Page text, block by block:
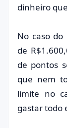
dinheiro
No caso
de
de pontos
que nem
limite no
gastar todo